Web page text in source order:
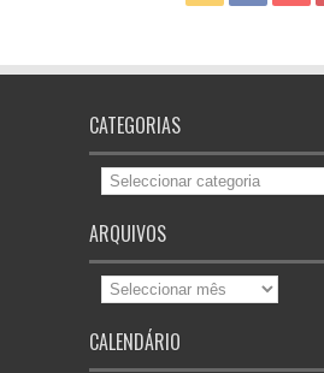
CATEGORIAS
Categorias
ARQUIVOS
Arquivos
CALENDÁRIO